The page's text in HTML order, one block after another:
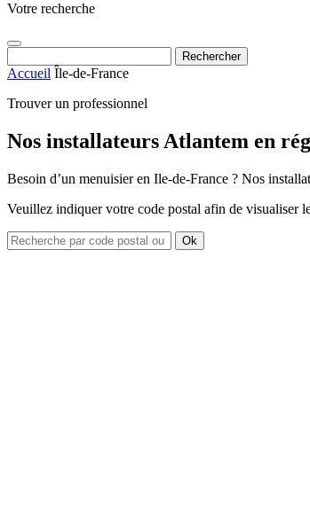
Votre recherche
Accueil Île-de-France
Trouver un professionnel
Nos installateurs Atlantem en
Besoin d’un menuisier en Ile-de-France ? Nos
Veuillez indiquer votre code postal afin de visualiser
Ok